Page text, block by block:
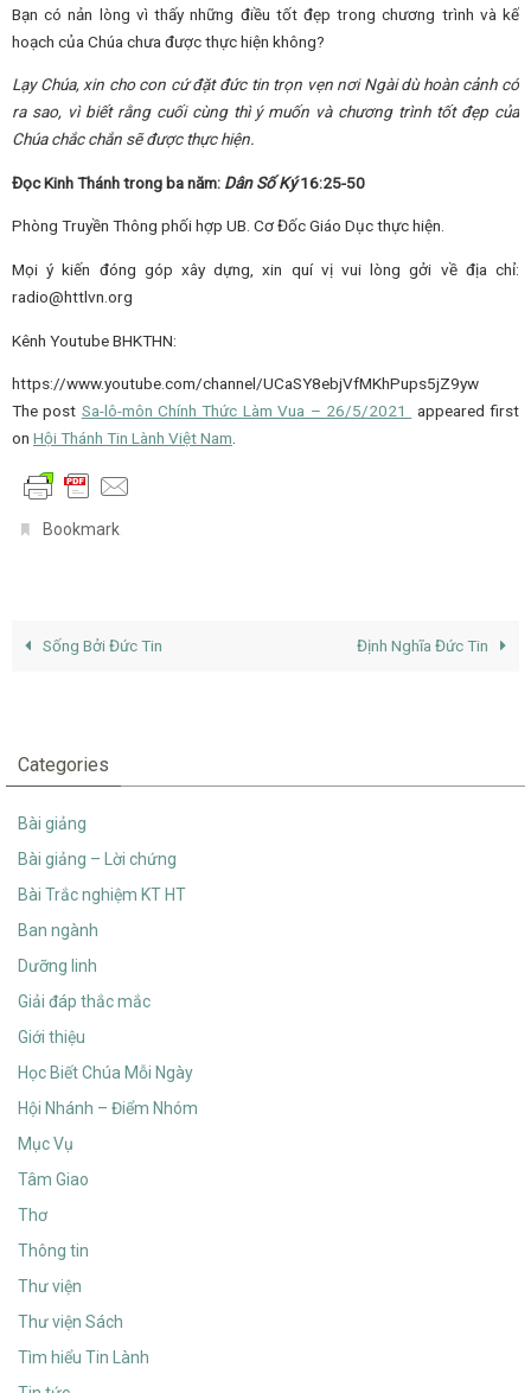
Bạn có nản lòng vì thấy những điều tốt đẹp trong chương trình và kế
hoạch của Chúa chưa được thực hiện không?
Lạy Chúa, xin cho con cứ đặt đức tin trọn vẹn nơi Ngài dù hoàn cảnh có
ra sao, vì biết rằng cuối cùng thì ý muốn và chương trình tốt đẹp của
Chúa chắc chắn sẽ được thực hiện.
Đọc Kinh Thánh trong ba năm: Dân Số Ký16:25-50
Phòng Truyền Thông phối hợp UB. Cơ Đốc Giáo Dục thực hiện.
Mọi ý kiến đóng góp xây dựng, xin quí vị vui lòng gởi về địa chỉ:
radio@httlvn.org
Kênh Youtube BHKTHN:
https://www.youtube.com/channel/UCaSY8ebjVfMKhPups5jZ9yw
The post Sa-lô-môn Chính Thức Làm Vua – 26/5/2021
appeared first
on Hội Thánh Tin Lành Việt Nam
Bookmark
Sống Bởi Đức Tin Định Nghĩa Đức Tin
Categories
Bài giảng
Bài giảng – Lời chứng
Bài Trắc nghiệm KT HT
Ban ngành
Dưỡng linh
Giải đáp thắc mắc
Giới thiệu
Học Biết Chúa Mỗi Ngày
Hội Nhánh – Điểm Nhóm
Mục Vụ
Tâm Giao
Thơ
Thông tin
Thư viện
Thư viện Sách
Tìm hiểu Tin Lành